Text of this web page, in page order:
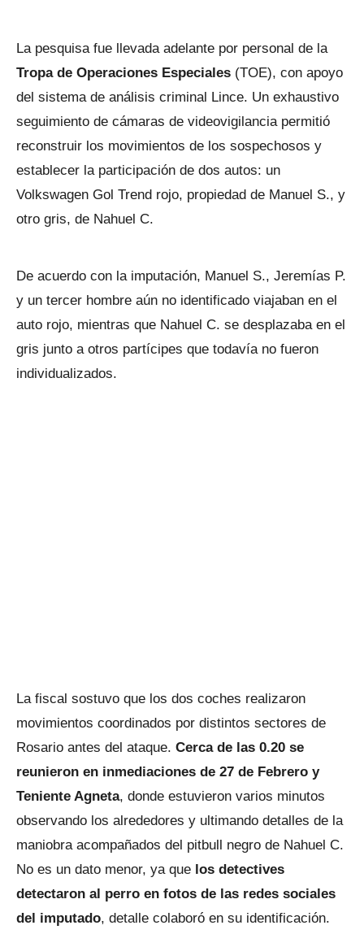
La pesquisa fue llevada adelante por personal de la
Tropa de Operaciones Especiales (TOE), con apoyo
del sistema de análisis criminal Lince. Un exhaustivo
seguimiento de cámaras de videovigilancia permitió
reconstruir los movimientos de los sospechosos y
establecer la participación de dos autos: un
Volkswagen Gol Trend rojo, propiedad de Manuel S., y
otro gris, de Nahuel C.
De acuerdo con la imputación, Manuel S., Jeremías P.
y un tercer hombre aún no identificado viajaban en el
auto rojo, mientras que Nahuel C. se desplazaba en el
gris junto a otros partícipes que todavía no fueron
individualizados.
La fiscal sostuvo que los dos coches realizaron
movimientos coordinados por distintos sectores de
Rosario antes del ataque. Cerca de las 0.20 se
reunieron en inmediaciones de 27 de Febrero y
Teniente Agneta, donde estuvieron varios minutos
observando los alrededores y ultimando detalles de la
maniobra acompañados del pitbull negro de Nahuel C.
No es un dato menor, ya que los detectives
detectaron al perro en fotos de las redes sociales
del imputado, detalle colaboró en su identificación.